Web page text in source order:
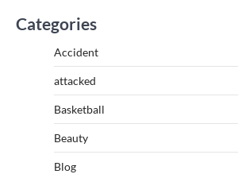
Categories
Accident
attacked
Basketball
Beauty
Blog